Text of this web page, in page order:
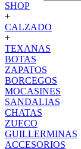
SHOP
+
CALZADO
+
TEXANAS
BOTAS
ZAPATOS
BORCEGOS
MOCASINES
SANDALIAS
CHATAS
ZUECO
GUILLERMINAS
ACCESORIOS